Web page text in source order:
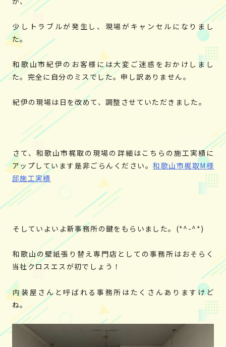
少しトラブルが発生し、現場がキャンセルになりまし
た。
和歌山市紀伊のお客様には大変ご迷惑をおかけしまし
た。完全に自分のミスでした。申し訳ありません。
紀伊の現場は日を改めて、調整させていただきました。
さて、和歌山市梶取の現場の詳細はこちらの施工実績に
アップしています是非ごらんください。和歌山市梶取M様
邸施工実績
そしていよいよ新事務所の鍵をもらいました。(*^-^*)
和歌山の壁紙張り替え専門店としての事務所はおそらく
当社クロスエスが初でしょう！
内装屋さんと呼ばれる事務所はたくさんありますけど
ね。